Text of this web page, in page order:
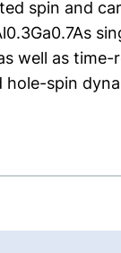
spin and
well as
hole-spin